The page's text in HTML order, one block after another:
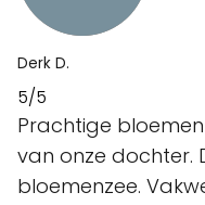
Derk D.
5/5
Prachtige
van onze dochter.
bloemenzee.